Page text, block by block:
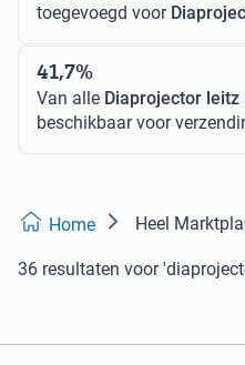
toegevoegd voor
41,7%
Van alle Diaprojector leitz
beschikbaar voor
Home Heel
36 resultaten voor